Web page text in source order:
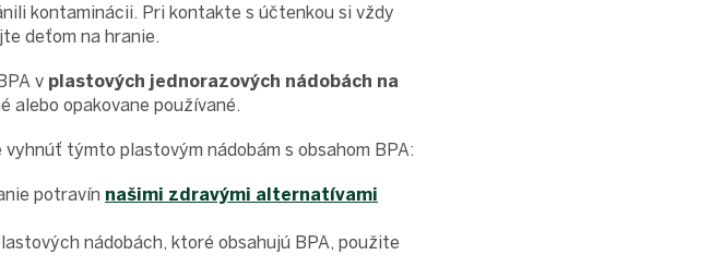
kontaminácii. Pri kontakte s účtenkou si vždy
deťom na hranie.
v plastových jednorazových nádobách na
alebo opakovane používané.
týmto plastovým nádobám s obsahom BPA:
potravín našimi zdravými alternatívami
nádobách, ktoré obsahujú BPA, použite